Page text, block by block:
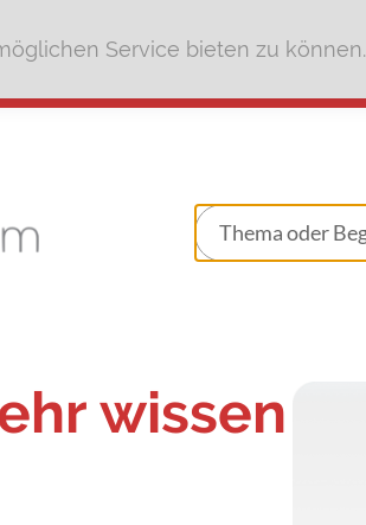
Service bieten zu können.
wissen